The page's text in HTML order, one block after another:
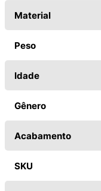
Material
Peso
Idade
Gênero
Acabamento
SKU